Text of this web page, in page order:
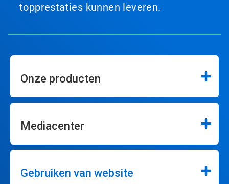
topprestaties kunnen leveren.
Onze producten
Mediacenter
Gebruiken van website